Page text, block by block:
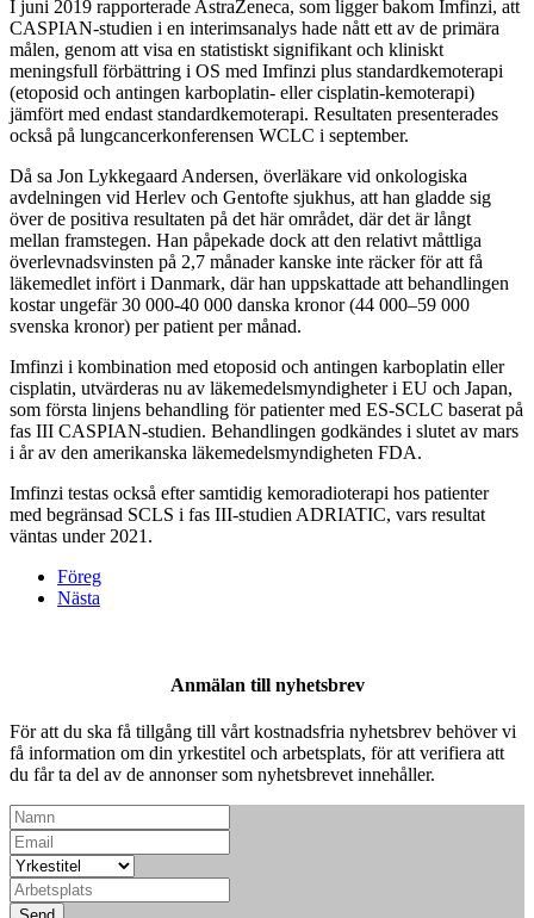
I juni 2019 rapporterade AstraZeneca, som ligger bakom Imfinzi, att
CASPIAN-studien i en interimsanalys hade nått ett av de primära
målen, genom att visa en statistiskt signifikant och kliniskt
meningsfull förbättring i OS med Imfinzi plus standardkemoterapi
(etoposid och antingen karboplatin- eller cisplatin-kemoterapi)
jämfört med endast standardkemoterapi. Resultaten presenterades
också på lungcancerkonferensen WCLC i september.
Då sa Jon Lykkegaard Andersen, överläkare vid onkologiska
avdelningen vid Herlev och Gentofte sjukhus, att han gladde sig
över de positiva resultaten på det här området, där det är långt
mellan framstegen. Han påpekade dock att den relativt måttliga
överlevnadsvinsten på 2,7 månader kanske inte räcker för att få
läkemedlet infört i Danmark, där han uppskattade att behandlingen
kostar ungefär 30 000-40 000 danska kronor (44 000–59 000
svenska kronor) per patient per månad.
Imfinzi i kombination med etoposid och antingen karboplatin eller
cisplatin, utvärderas nu av läkemedelsmyndigheter i EU och Japan,
som första linjens behandling för patienter med ES-SCLC baserat på
fas III CASPIAN-studien. Behandlingen godkändes i slutet av mars
i år av den amerikanska läkemedelsmyndigheten FDA.
Imfinzi testas också efter samtidig kemoradioterapi hos patienter
med begränsad SCLS i fas III-studien ADRIATIC, vars resultat
väntas under 2021.
Föreg
Nästa
Anmälan till nyhetsbrev
För att du ska få tillgång till vårt kostnadsfria nyhetsbrev behöver vi
få information om din yrkestitel och arbetsplats, för att verifiera att
du får ta del av de annonser som nyhetsbrevet innehåller.